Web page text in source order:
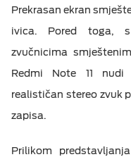
Prekrasan ekran
ivica. Pored toga,
zvučnicima
Redmi Note 11
realističan stereo zvuk
zapisa.
Prilikom